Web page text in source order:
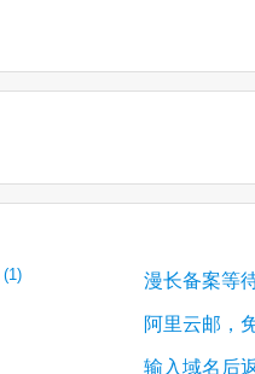
(1) 漫长备案等
阿里云邮，
输入域名后